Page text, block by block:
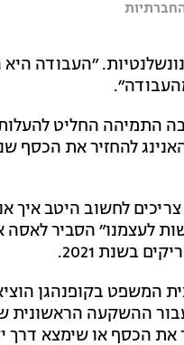
בנונשלנטיות.
התמיהה החליט
להחזיר את הכסף
צריכים לחשוב היטב איך
לעצמנו״ הסביר
בשנת 2021.
בקופנהגן הוציא
עבור ההשקעה
את הכסף או שימצא דרך